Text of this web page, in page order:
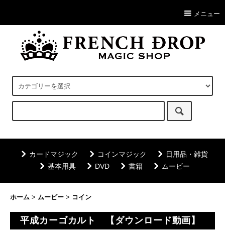
メニュー
カードマジック コインマジック
日用品・雑貨
基本用具
DVD 書籍 ムービー
ホーム > ムービー > コイン
平成カーゴカルト 【ダウンロード動画】